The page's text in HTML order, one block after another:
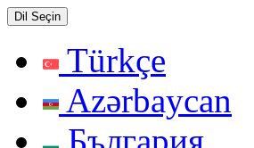
Dil Seçin
Türkçe
Azərbaycan